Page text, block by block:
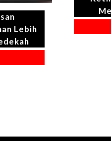
Lebih